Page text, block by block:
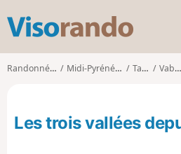
s
o
d
Randonnées Midi-Pyrénées Tarn Vabre
Les trois vallées